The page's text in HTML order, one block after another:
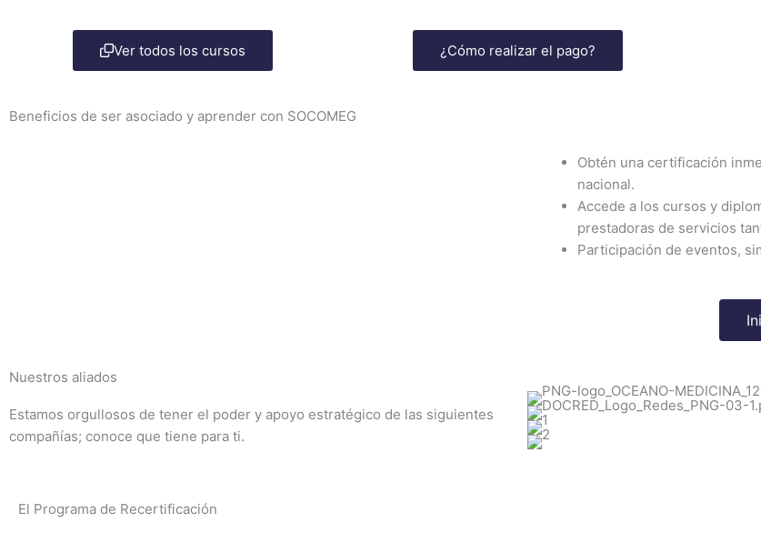
Ver todos los cursos ¿Cómo realizar el pago?
Beneficios de ser asociado y aprender con SOCOMEG
Obtén una certificación
nacional.
Accede a los cursos y
prestadoras de servicios
Participación de eventos,
Nuestros aliados
Estamos orgullosos de tener el poder y apoyo estratégico de las siguientes
compañías; conoce que tiene para ti.
El Programa de Recertificación